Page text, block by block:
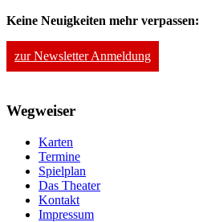
Keine Neuigkeiten mehr verpassen:
zur Newsletter Anmeldung
Wegweiser
Karten
Termine
Spielplan
Das Theater
Kontakt
Impressum